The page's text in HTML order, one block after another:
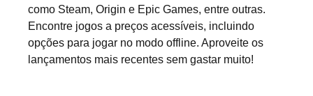
como Steam, Origin e Epic Games, entre outras.
Encontre jogos a preços acessíveis, incluindo
opções para jogar no modo offline. Aproveite os
lançamentos mais recentes sem gastar muito!